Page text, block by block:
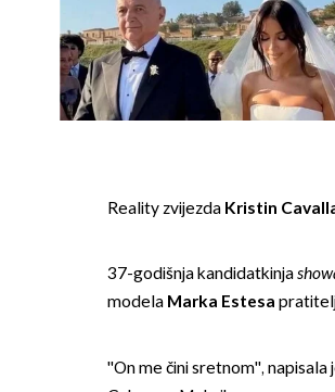
Reality zvijezda Kristin
37-godišnja kandidatkinja
modela Marka Estesa
''On me čini sretnom'',